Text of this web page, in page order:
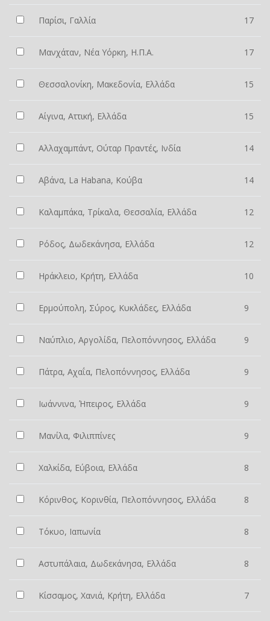
Παρίσι, Γαλλία 17
Μανχάταν, Νέα Υόρκη, Η.Π.Α. 17
Θεσσαλονίκη, Μακεδονία, Ελλάδα 15
Αίγινα, Αττική, Ελλάδα 15
Αλλαχαμπάντ, Ούταρ Πραντές, Ινδία 14
Αβάνα, La Habana, Κούβα 14
Καλαμπάκα, Τρίκαλα, Θεσσαλία, Ελλάδα 12
Ρόδος, Δωδεκάνησα, Ελλάδα 12
Ηράκλειο, Κρήτη, Ελλάδα 10
Ερμούπολη, Σύρος, Κυκλάδες, Ελλάδα 9
Ναύπλιο, Αργολίδα, Πελοπόννησος, Ελλάδα 9
Πάτρα, Αχαΐα, Πελοπόννησος, Ελλάδα 9
Ιωάννινα, Ήπειρος, Ελλάδα 9
Μανίλα, Φιλιππίνες 9
Χαλκίδα, Εύβοια, Ελλάδα 8
Κόρινθος, Κορινθία, Πελοπόννησος, Ελλάδα 8
Τόκυο, Ιαπωνία 8
Αστυπάλαια, Δωδεκάνησα, Ελλάδα 8
Κίσσαμος, Χανιά, Κρήτη, Ελλάδα 7